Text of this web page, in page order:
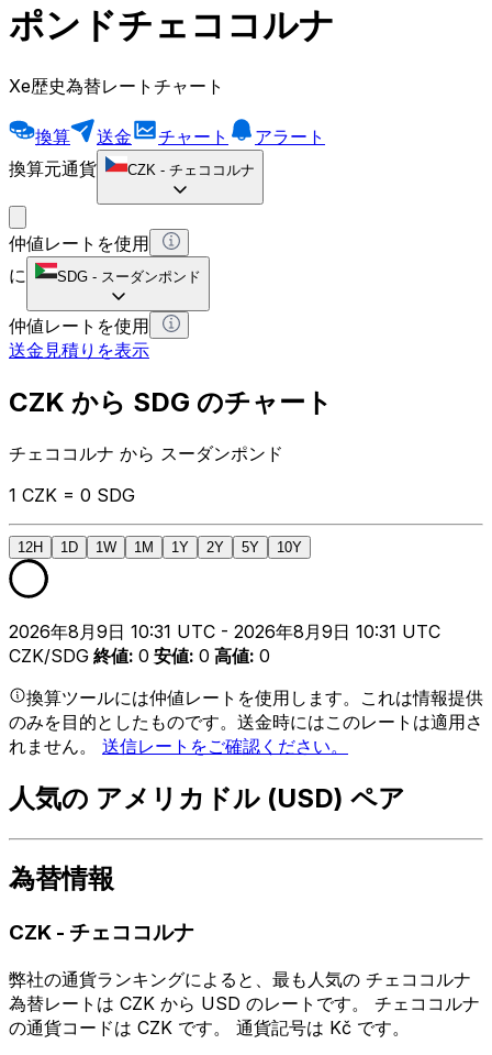
ポンドチェココルナ
Xe歴史為替レートチャート
換算 送金 チャート
アラート
換算元通貨
CZK - チェココルナ
仲値レートを使用
に
SDG - スーダンポンド
仲値レートを使用
送金見積りを表示
CZK から SDG のチャート
チェココルナ から スーダンポンド
1 CZK = 0 SDG
12H 1D 1W 1M 1Y 2Y 5Y 10Y
2026年8月9日 10:31 UTC - 2026年8月9日 10:31 UTC
CZK/SDG 終値: 0 安値: 0 高値: 0
換算ツールには仲値レートを使用します。これは情報提供
のみを目的としたものです。送金時にはこのレートは適用さ
れません。 送信レートをご確認ください。
人気の アメリカドル (USD) ペア
為替情報
CZK - チェココルナ
弊社の通貨ランキングによると、最も人気の チェココルナ
為替レートは CZK から USD のレートです。 チェココルナ
の通貨コードは CZK です。 通貨記号は Kč です。